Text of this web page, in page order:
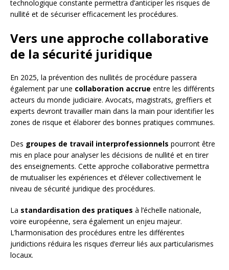
technologique constante permettra d’anticiper les risques de
nullité et de sécuriser efficacement les procédures.
Vers une approche collaborative
de la sécurité juridique
En 2025, la prévention des nullités de procédure passera
également par une collaboration accrue entre les différents
acteurs du monde judiciaire. Avocats, magistrats, greffiers et
experts devront travailler main dans la main pour identifier les
zones de risque et élaborer des bonnes pratiques communes.
Des groupes de travail interprofessionnels pourront être
mis en place pour analyser les décisions de nullité et en tirer
des enseignements. Cette approche collaborative permettra
de mutualiser les expériences et d’élever collectivement le
niveau de sécurité juridique des procédures.
La standardisation des pratiques à l’échelle nationale,
voire européenne, sera également un enjeu majeur.
L’harmonisation des procédures entre les différentes
juridictions réduira les risques d’erreur liés aux particularismes
locaux.